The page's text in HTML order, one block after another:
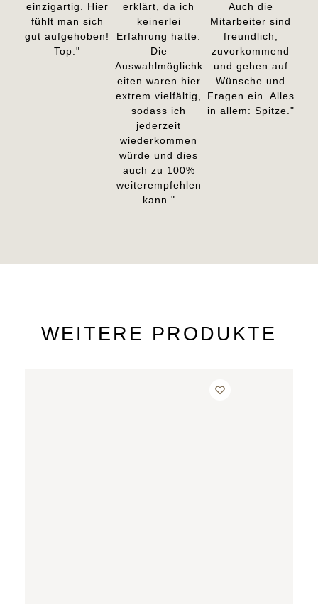
einzigartig. Hier
fühlt man sich
gut aufgehoben!
Top."
erklärt, da ich
keinerlei
Erfahrung hatte.
Die
Auswahlmöglichk
eiten waren hier
extrem vielfältig,
sodass ich
jederzeit
wiederkommen
würde und dies
auch zu 100%
weiterempfehlen
kann."
Auch die
Mitarbeiter sind
freundlich,
zuvorkommend
und gehen auf
Wünsche und
Fragen ein. Alles
in allem: Spitze."
WEITERE PRODUKTE